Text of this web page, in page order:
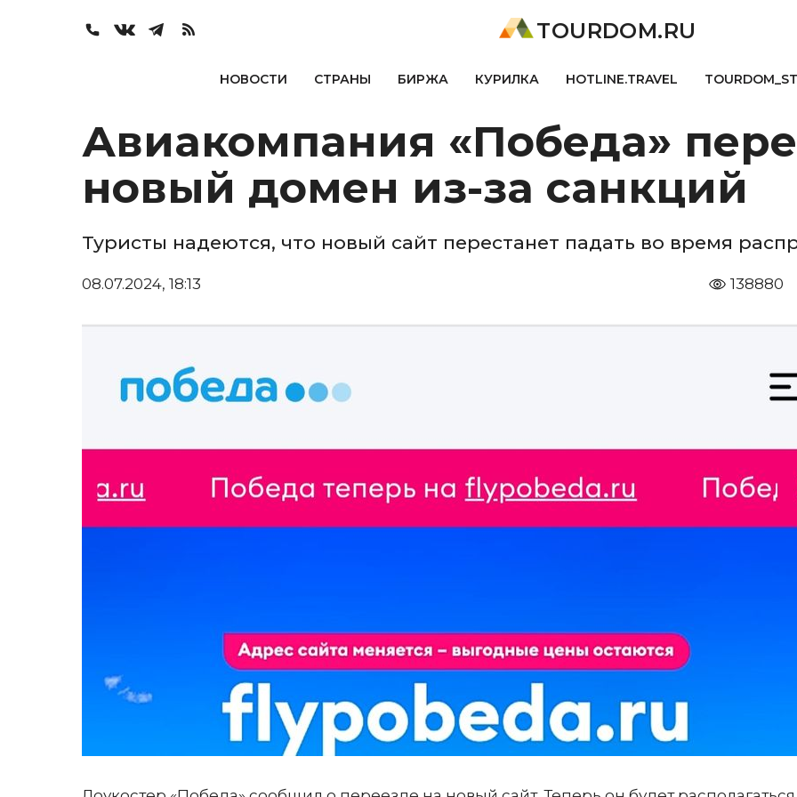
TOURDOM.RU
НОВОСТИ СТРАНЫ БИРЖА КУРИЛКА HOTLINE.TRAVEL
Авиакомпания «Победа»
новый домен из-за санкций
Туристы надеются, что новый сайт перестанет падать во время
08.07.2024, 18:13 138880